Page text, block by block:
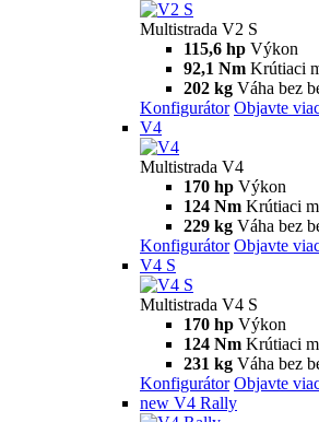
Multistrada V2 S
115,6 hp Výkon
92,1 Nm Krútiaci
202 kg Váha bez
Konfigurátor Objavte
V4
Multistrada V4
170 hp Výkon
124 Nm Krútiaci
229 kg Váha bez
Konfigurátor Objavte
V4 S
Multistrada V4 S
170 hp Výkon
124 Nm Krútiaci
231 kg Váha bez
Konfigurátor Objavte
new V4 Rally